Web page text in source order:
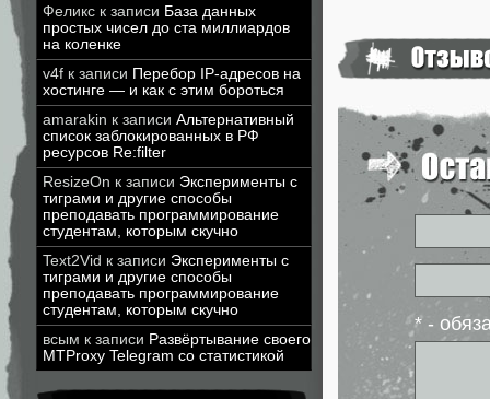
Феликс к записи База данных
простых чисел до ста миллиардов
на коленке
v4f к записи Перебор IP-адресов на
хостинге — и как с этим бороться
amarakin к записи Альтернативный
список заблокированных в РФ
ресурсов Re:filter
ResizeOn к записи Эксперименты с
тиграми и другие способы
преподавать программирование
студентам, которым скучно
Text2Vid к записи Эксперименты с
тиграми и другие способы
преподавать программирование
студентам, которым скучно
всым к записи Развёртывание своего
MTProxy Telegram со статистикой
* -